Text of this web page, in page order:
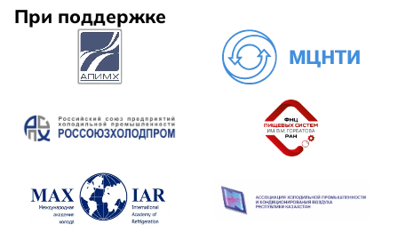
При поддержке